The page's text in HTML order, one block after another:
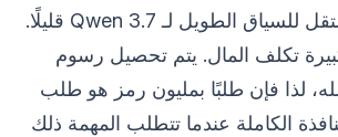
يزال الاختبار المستقل للسياق الطويل لـ Qwen 3.7 قليلًا.
تكلف المال. يتم تحصيل رسوم
لذا فإن طلبًا بمليون رمز هو طلب
الكاملة عندما تتطلب المهمة ذلك